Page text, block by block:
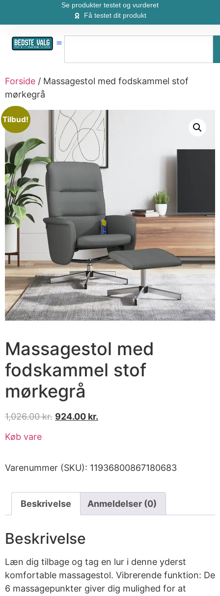
Se produkter testet og vurderet
Få testet dit produkt
Forside / Massagestol med fodskammel stof
mørkegrå
Tilbud!
Massagestol med
fodskammel stof
mørkegrå
1,026.00kr. 924.00 kr.
Køb vare
Varenummer (SKU): 11936800867180683
Beskrivelse Anmeldelser (0)
Beskrivelse
Læn dig tilbage og tag en lur i denne yderst
komfortable massagestol. Vibrerende funktion: De
6 massagepunkter giver dig mulighed for at